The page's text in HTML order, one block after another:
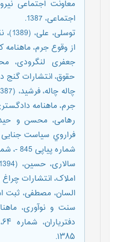
معاونت اجتماعی
اجتماعی، 1387.
از وقوع جرم، ماهنامه
حقوق، انتشارات گنج
جرم، ماهنامه دادگستری»، شماره
رهامی، محسن و
فراروي سیاست جنایی
شماره پیاپی 845 -، شماره 70، 1384
املاک، انتشارات
السان، مصطفی، ثبت
سنت و نوآوری،
۱۳۸۵.